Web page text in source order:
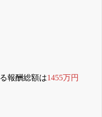
報酬総額は1455万円